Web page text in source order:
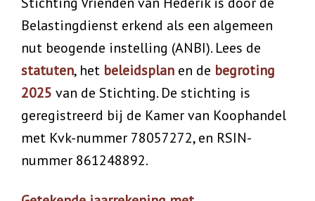
Belastingdienst erkend als een algemeen
nut beogende instelling (ANBI). Lees de
statuten, het beleidsplan en de begroting
2025 van de Stichting. De stichting is
geregistreerd bij de Kamer van Koophandel
met Kvk-nummer 78057272, en RSIN-
nummer 861248892.